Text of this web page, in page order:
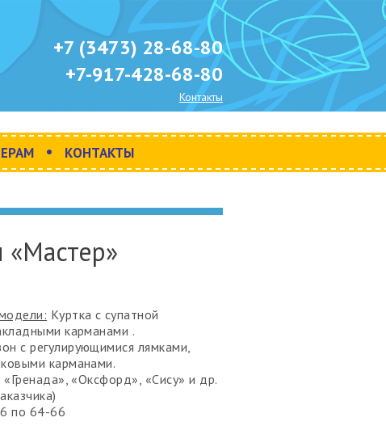
+7 (3473) 28-68-80
+7-917-428-68-80
Контакты
• КОНТАКТЫ
Куртка с супатной
карманами .
с регулирующимися лямками,
карманами.
«Гренада», «Оксфорд», «Сису» и др.
по 64-66